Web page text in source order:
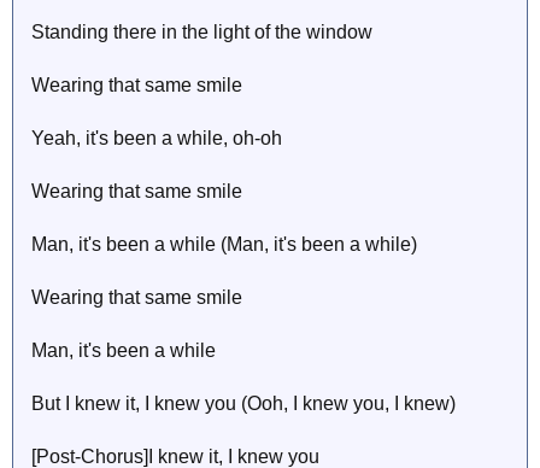
Standing there in the light of the window
Wearing that same smile
Yeah, it's been a while, oh-oh
Wearing that same smile
Man, it's been a while (Man, it's been a while)
Wearing that same smile
Man, it's been a while
But I knew it, I knew you (Ooh, I knew you, I knew)
[Post-Chorus]I knew it, I knew you